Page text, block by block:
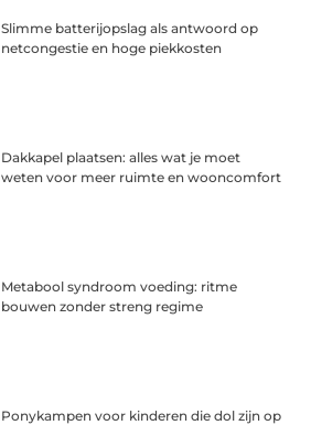
Slimme batterijopslag als antwoord op
netcongestie en hoge piekkosten
Dakkapel plaatsen: alles wat je moet
weten voor meer ruimte en wooncomfort
Metabool syndroom voeding: ritme
bouwen zonder streng regime
Ponykampen voor kinderen die dol zijn op